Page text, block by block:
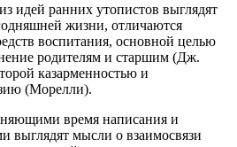
идей ранних утопистов выглядят
жизни, отличаются
воспитания, основной целью
родителям и старшим (Дж.
казарменностью и
(Морелли).
время написания и
выглядят мысли о взаимосвязи